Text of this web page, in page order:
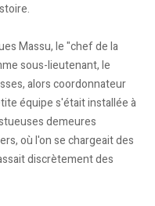
Massu, le "chef de la
sous-lieutenant, le
alors coordonnateur
équipe s'était installée à
demeures
où l'on se chargeait des
discrètement des